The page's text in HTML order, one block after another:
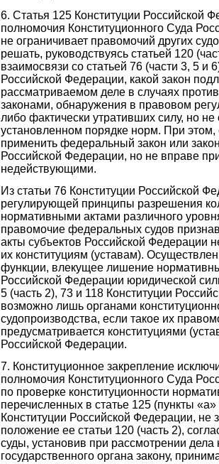
6. Статья 125 Конституции Российской
полномочия Конституционного Суда
не ограничивает правомочий других
решать, руководствуясь статьей 120
взаимосвязи со статьей 76 (части 3, 5 и
Российской Федерации, какой закон
рассматриваемом деле в случаях
законами, обнаружения в правовом
либо фактически утративших силу, но
установленном порядке норм. При этом,
применить федеральный закон или
Российской Федерации, но не вправе
недействующими.
Из статьи 76 Конституции Российской
регулирующей принципы разрешения
нормативными актами различного
правомочие федеральных судов
акты субъектов Российской Федерации
их конституциям (уставам).
функции, влекущее лишение
Российской Федерации юридической
5 (часть 2), 73 и 118 Конституции
возможно лишь органами
судопроизводства, если такое их
предусматривается конституциями
Российской Федерации.
7. Конституционное закрепление
полномочия Конституционного Суда
по проверке конституционности
перечисленных в статье 125 (пункты «а»
Конституции Российской Федерации, не
положение ее статьи 120 (часть 2),
суды, установив при рассмотрении дела
государственного органа закону,